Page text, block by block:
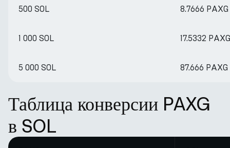
500 SOL 8.7666 PAXG
1 000 SOL 17.5332 PAXG
5 000 SOL 87.666 PAXG
Таблица конверсии PAXG
в SOL